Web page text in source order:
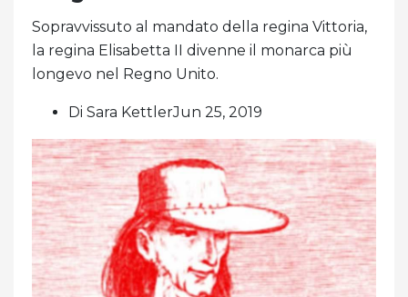
Sopravvissuto al mandato della regina Vittoria,
la regina Elisabetta II divenne il monarca più
longevo nel Regno Unito.
Di Sara KettlerJun 25, 2019